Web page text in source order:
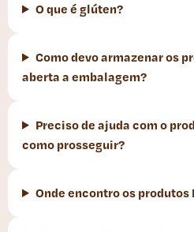
O que é glúten?
Como devo armazenar os
aberta a embalagem?
Preciso de ajuda com o
como prosseguir?
Onde encontro os produtos